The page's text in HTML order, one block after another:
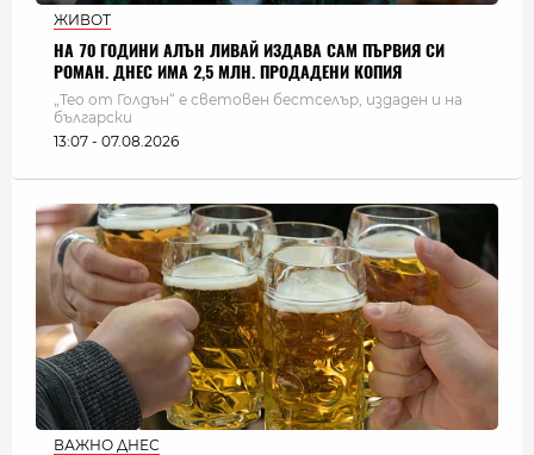
ЖИВОТ
НА 70 ГОДИНИ АЛЪН ЛИВАЙ ИЗДАВА САМ ПЪРВИЯ СИ
РОМАН. ДНЕС ИМА 2,5 МЛН. ПРОДАДЕНИ КОПИЯ
„Тео от Голдън“ е световен бестселър, издаден и на
български
13:07 - 07.08.2026
ВАЖНО ДНЕС